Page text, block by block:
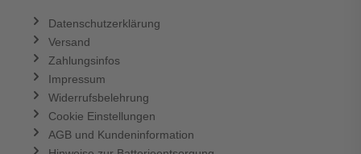
Datenschutzerklärung
Versand
Zahlungsinfos
Impressum
Widerrufsbelehrung
Cookie Einstellungen
AGB und Kundeninformation